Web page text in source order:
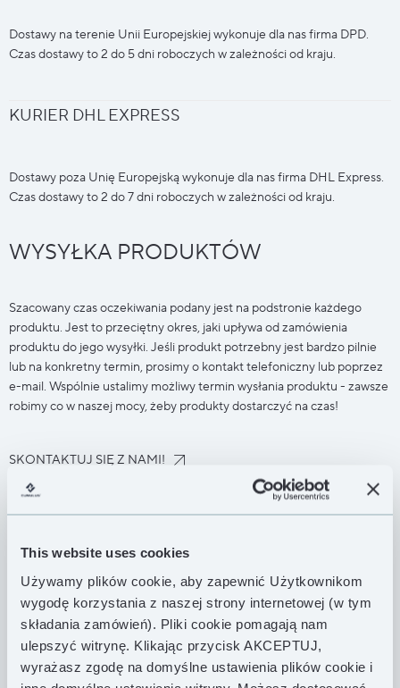
This website uses cookies
Używamy plików cookie, aby zapewnić Użytkownikom
wygodę korzystania z naszej strony internetowej (w tym
składania zamówień). Pliki cookie pomagają nam
ulepszyć witrynę. Klikając przycisk AKCEPTUJ,
wyrażasz zgodę na domyślne ustawienia plików cookie i
Dostawy na terenie Unii Europejskiej wykonuje dla nas firma DPD.
Czas dostawy to 2 do 5 dni roboczych w zależności od kraju.
KURIER DHL EXPRESS
Dostawy poza Unię Europejską wykonuje dla nas firma DHL Express.
Czas dostawy to 2 do 7 dni roboczych w zależności od kraju.
WYSYŁKA PRODUKTÓW
Szacowany czas oczekiwania podany jest na podstronie każdego
produktu. Jest to przeciętny okres, jaki upływa od zamówienia
produktu do jego wysyłki. Jeśli produkt potrzebny jest bardzo pilnie
lub na konkretny termin, prosimy o kontakt telefoniczny lub poprzez
e-mail. Wspólnie ustalimy możliwy termin wysłania produktu - zawsze
robimy co w naszej mocy, żeby produkty dostarczyć na czas!
SKONTAKTUJ SIĘ Z NAMI!
ZWROTY
JAK ZWRÓCIĆ PRODUKT?
Zakupione przez nasz sklep produkty mogą zostać zwrócone bez
podania jakiejkolwiek przyczyny w terminie 30 dni od ich otrzymania.
W celu rozpoczęcia procedury zwrotu można wysłać oświadczenie o